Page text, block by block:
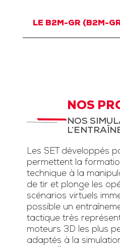
LE B2M-GR (B2M-
NOS
NOS
Les SET développés
permettent la
technique à la
de tir et plonge les
scénarios virtuels
possible un
tactique très
moteurs 3D les plus
adaptés à la